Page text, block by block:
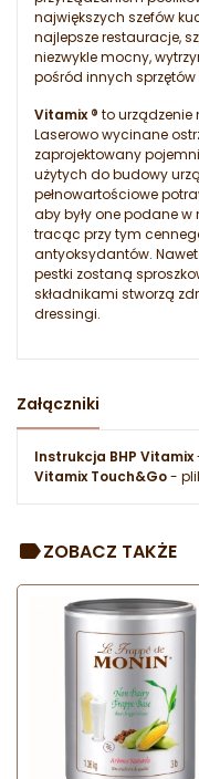
największych szefów
najlepsze restauracje,
niezwykle mocny,
pośród innych sprzętów
Vitamix ® to
Laserowo wycinane
zaprojektowany
użytych do budowy
pełnowartościowe
aby były one podane w
tracąc przy tym
antyoksydantów. Nawet
pestki zostaną
składnikami stworzą
dressingi.
Załączniki
Instrukcja BHP Vitamix
Vitamix Touch&Go-
ZOBACZ TAKŻE